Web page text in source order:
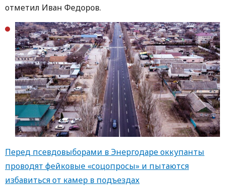
отметил Иван Федоров.
Перед псевдовыборами в Энергодаре оккупанты
проводят фейковые «соцопросы» и пытаются
избавиться от камер в подъездах